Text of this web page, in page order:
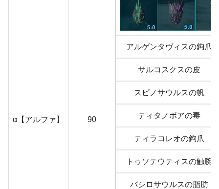
α【アルファ】 90
アルゲンタヴィスの鉤爪
サルコスクスの皮
スピノサウルスの帆
ティタノボアの毒
ティラコレオの鉤爪
トゥソテウティスの触腕
バシロサウルスの脂肪